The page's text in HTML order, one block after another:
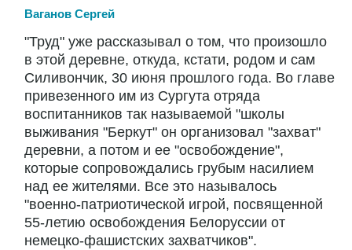
Ваганов Сергей
"Труд" уже рассказывал о том, что произошло
в этой деревне, откуда, кстати, родом и сам
Силивончик, 30 июня прошлого года. Во главе
привезенного им из Сургута отряда
воспитанников так называемой "школы
выживания "Беркут" он организовал "захват"
деревни, а потом и ее "освобождение",
которые сопровождались грубым насилием
над ее жителями. Все это называлось
"военно-патриотической игрой, посвященной
55-летию освобождения Белоруссии от
немецко-фашистских захватчиков".